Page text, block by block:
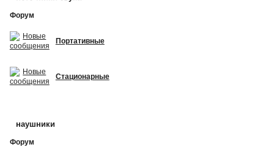
Форум
Портативные
Стационарные
наушники
Форум